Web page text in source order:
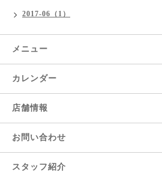
2017-06（1）
メニュー
カレンダー
店舗情報
お問い合わせ
スタッフ紹介